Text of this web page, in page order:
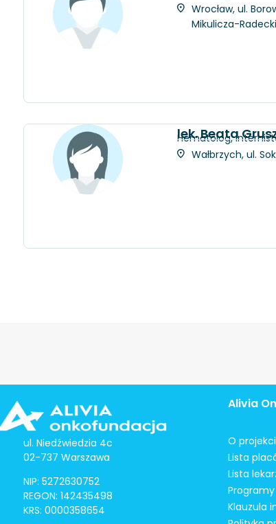
Wrocław, ul.
Mikulicza-
lek. Beata
Hematolog,
Wałbrzych, ul.
ul. Niedźwiedzia 4c
02-737 Warszawa
NIP: 5272630752
REGON: 142435498
KRS: 0000358654
Alivia
O
Lista
Lista
Klauzula